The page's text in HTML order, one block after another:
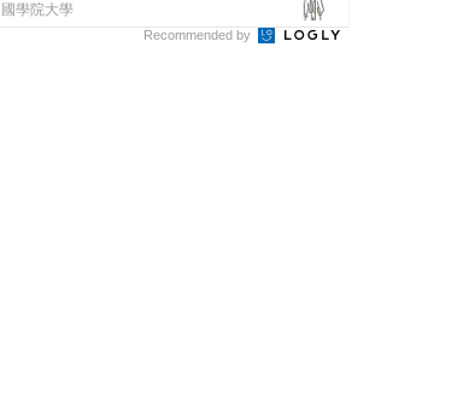
國學院大學
Recommended by